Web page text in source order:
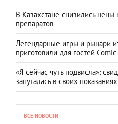
В Казахстане снизились
препаратов
Легендарные игры и рыцари
приготовили для гостей
«Я сейчас чуть подвисла»:
запуталась в своих
ВСЕ НОВОСТИ